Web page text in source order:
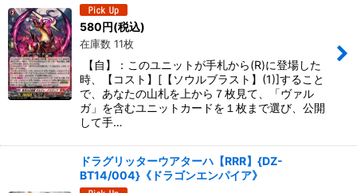
580円(税込)
在庫数 11枚
【自】：このユニットが手札から(R)に登場した
時、【コスト】[【ソウルブラスト】(1)]すること
で、あなたの山札を上から７枚見て、「ヴァル
ガ」を含むユニットカードを１枚まで選び、公開
して手…
ドラグリッターウアターハ【RRR】{DZ-
BT14/004}《ドラゴンエンパイア》